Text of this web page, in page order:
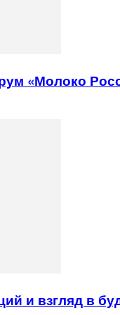
«Молоко
и взгляд в